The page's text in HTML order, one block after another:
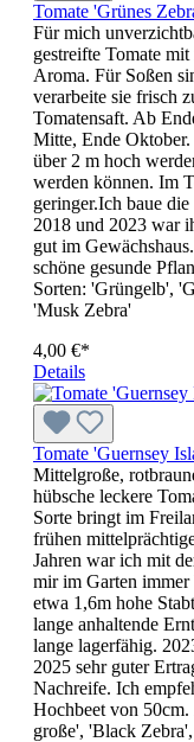
Tomate 'Grünes
Für mich
gestreifte Tomate
Aroma. Für Soßen
verarbeite sie frisch
Tomatensaft. Ab
Mitte, Ende
über 2 m hoch
werden können. Im
geringer.Ich baue
2018 und 2023 war
gut im
schöne gesunde
Sorten: 'Grüngelb',
'Musk Zebra'
4,00 €*
Details
Tomate 'Guernsey
Mittelgroße,
hübsche leckere
Sorte bringt im
frü­hen
Jahren war ich mit
mir im Garten
etwa 1,6m hohe
lange anhaltende
lange lagerfähig.
2025 sehr guter
Nachreife. Ich
Hochbeet von
große', 'Black